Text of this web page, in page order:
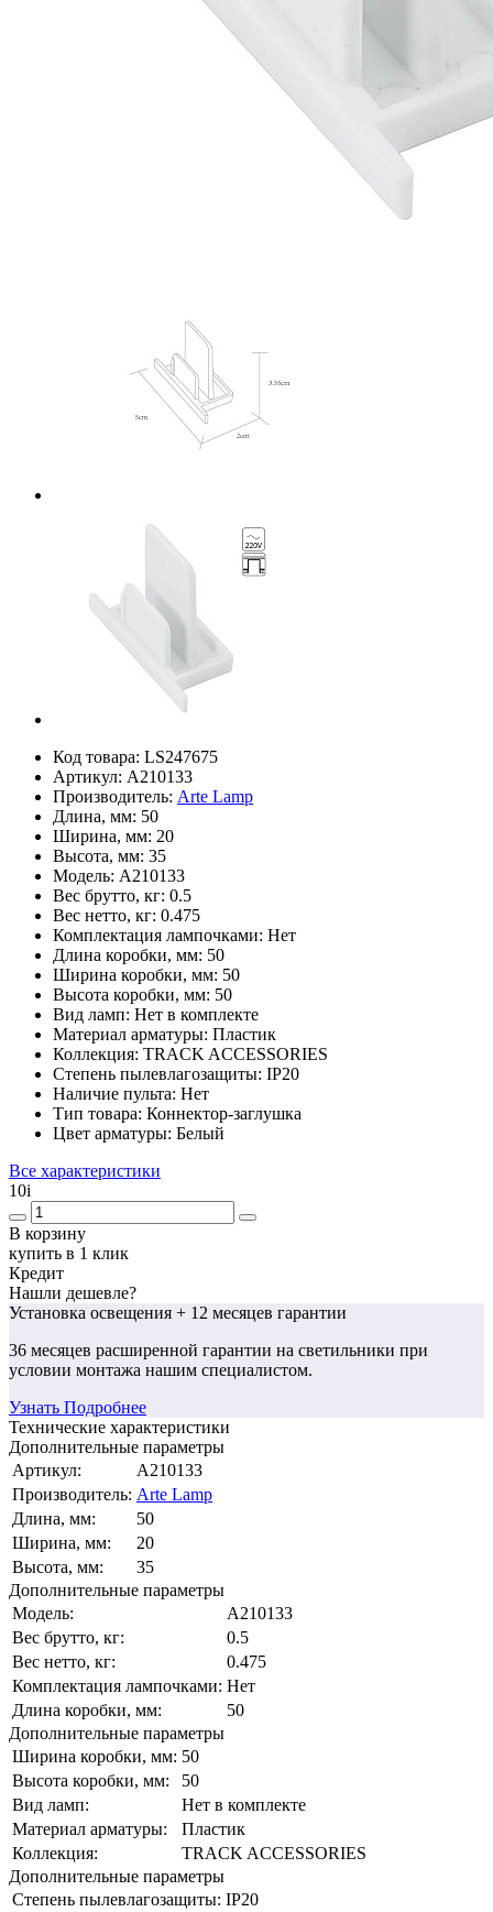
Код товара: LS247675
Артикул: A210133
Производитель: Arte Lamp
Длина, мм: 50
Ширина, мм: 20
Высота, мм: 35
Модель: A210133
Вес брутто, кг: 0.5
Вес нетто, кг: 0.475
Комплектация лампочками: Нет
Длина коробки, мм: 50
Ширина коробки, мм: 50
Высота коробки, мм: 50
Вид ламп: Нет в комплекте
Материал арматуры: Пластик
Коллекция: TRACK ACCESSORIES
Степень пылевлагозащиты: IP20
Наличие пульта: Нет
Тип товара: Коннектор-заглушка
Цвет арматуры: Белый
Все характеристики
10i
В корзину
купить в 1 клик
Кредит
Нашли дешевле?
Установка освещения + 12 месяцев гарантии
36 месяцев расширенной гарантии на светильники при
условии монтажа нашим специалистом.
Узнать Подробнее
Технические характеристики
Дополнительные параметры
Артикул:
A210133
Производитель: Arte Lamp
Длина, мм:
50
Ширина, мм:
20
Высота, мм:
35
Дополнительные параметры
Модель:
A210133
Вес брутто, кг:
0.5
Вес нетто, кг:
0.475
Комплектация лампочками: Нет
Длина коробки, мм:
50
Дополнительные параметры
Ширина коробки, мм: 50
Высота коробки, мм:
50
Вид ламп:
Нет в комплекте
Материал арматуры:
Пластик
Коллекция:
TRACK ACCESSORIES
Дополнительные параметры
Степень пылевлагозащиты: IP20